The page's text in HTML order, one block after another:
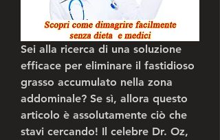
Sei alla ricerca di una soluzione
efficace per eliminare il fastidioso
grasso accumulato nella zona
addominale? Se sì, allora questo
articolo è assolutamente ciò che
stavi cercando! Il celebre Dr. Oz,